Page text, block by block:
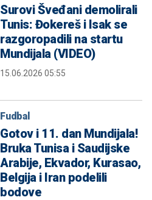
Surovi Šveđani demolirali
Tunis: Đokereš i Isak se
razgoropadili na startu
Mundijala (VIDEO)
15.06.2026 05:55
Fudbal
Gotov i 11. dan Mundijala!
Bruka Tunisa i Saudijske
Arabije, Ekvador, Kurasao,
Belgija i Iran podelili
bodove